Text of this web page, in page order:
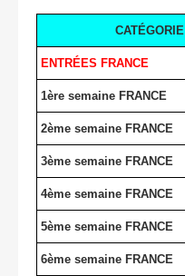
CATÉGORIE
ENTRÉES FRANCE
1ère semaine FRANCE
2ème semaine FRANCE
3ème semaine FRANCE
4ème semaine FRANCE
5ème semaine FRANCE
6ème semaine FRANCE